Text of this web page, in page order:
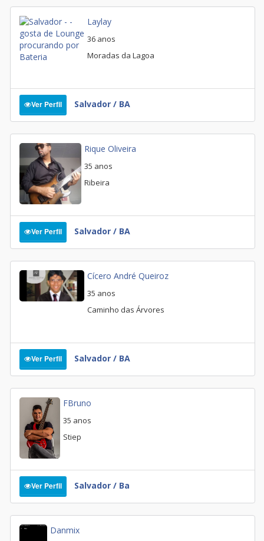
Laylay
36 anos
Moradas da Lagoa
Ver Perfil Salvador / BA
Rique Oliveira
35 anos
Ribeira
Ver Perfil Salvador / BA
Cícero André Queiroz
35 anos
Caminho das Árvores
Ver Perfil Salvador / BA
FBruno
35 anos
Stiep
Ver Perfil Salvador / Ba
Danmix